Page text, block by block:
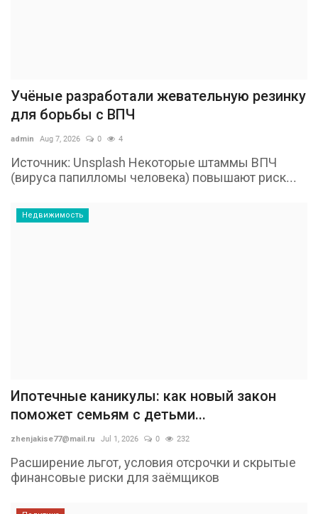
Учёные разработали жевательную резинку
для борьбы с ВПЧ
admin Aug 7, 2026 0 4
Источник: Unsplash Некоторые штаммы ВПЧ
(вируса папилломы человека) повышают риск...
Недвижимость
Ипотечные каникулы: как новый закон
поможет семьям с детьми...
zhenjakise77@mail.ru Jul 1, 2026 0 232
Расширение льгот, условия отсрочки и скрытые
финансовые риски для заёмщиков